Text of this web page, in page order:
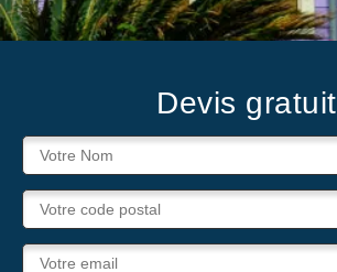
Devis gratuit